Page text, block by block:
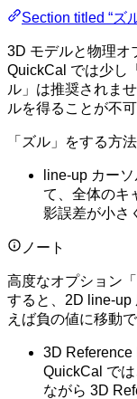
Section titled “ズ
3D モデルと物理オ
QuickCal では少し
ル」は推奨されま
ルを得ることが不
「ズル」をする方
line-up カー
て、全体のキ
影誤差が小さ
ノート
高度なオプション
すると、2D line-up
えば負の値に移動で
3D Reference
QuickCal で
ながら 3D